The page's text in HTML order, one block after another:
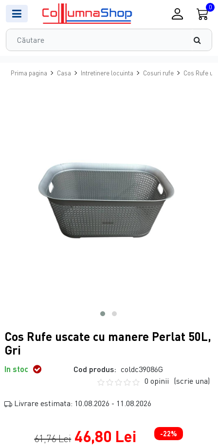
0
Prima pagina Casa Intretinere locuinta Cosuri rufe Cos Rufe
Cos Rufe uscate cu manere Perlat 50L,
Gri
In stoc Cod produs: coldc39086G
0 opinii (scrie una)
Livrare estimata: 10.08.2026 - 11.08.2026
61,76 Lei 46,80 Lei -22%